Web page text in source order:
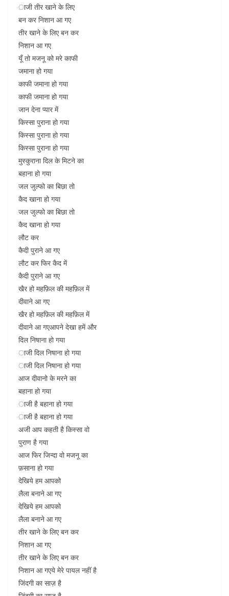
ाजी तीर खाने के लिए
बन कर निशान आ गए
तीर खाने के लिए बन कर
निशान आ गए
यूँ तो मजनू को मरे काफी
जमाना हो गया
काफी जमाना हो गया
काफी जमाना हो गया
जान देना प्यार में
किस्सा पुराना हो गया
किस्सा पुराना हो गया
किस्सा पुराना हो गया
मुस्कुराना दिल के मिटने का
बहाना हो गया
जल जुल्फो का बिछा तो
कैद खाना हो गया
जल जुल्फो का बिछा तो
कैद खाना हो गया
लौट कर
कैदी पुराने आ गए
लौट कर फिर कैद में
कैदी पुराने आ गए
खैर हो महफ़िल की महफ़िल में
दीवाने आ गए
खैर हो महफ़िल की महफ़िल में
दीवाने आ गएआपने देखा हमें और
दिल निषाना हो गया
ाजी दिल निषाना हो गया
ाजी दिल निषाना हो गया
आज दीवानो के मरने का
बहाना हो गया
ाजी है बहाना हो गया
ाजी है बहाना हो गया
अजी आप कहती है किस्सा वो
पुराण है गया
आज फिर जिन्दा वो मजनू का
फ़साना हो गया
देखिये हम आपको
लैला बनाने आ गए
देखिये हम आपको
लैला बनाने आ गए
तीर खाने के लिए बन कर
निशान आ गए
तीर खाने के लिए बन कर
निशान आ गएये मेरे पायल नहीं है
जिंदगी का साज़ है